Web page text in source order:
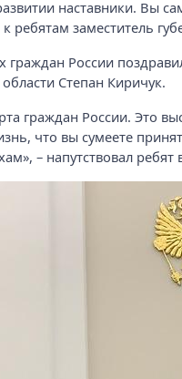
наставники. Вы
ребятам заместитель
России
Степан Киричук.
граждан России. Это
что вы сумеете
– напутствовал ребят